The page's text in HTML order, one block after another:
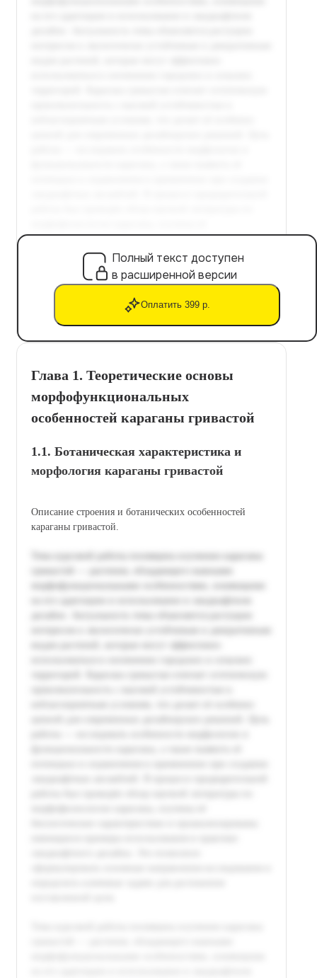
Полный текст доступен
в расширенной версии
Оплатить 399 р.
Глава 1. Теоретические основы
морфофункциональных
особенностей караганы гривастой
1.1. Ботаническая характеристика и
морфология караганы гривастой
Описание строения и ботанических особенностей
караганы гривастой.